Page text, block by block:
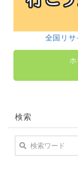
全国リ
検索